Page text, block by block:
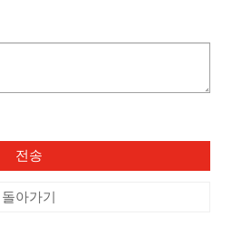
돌아가기